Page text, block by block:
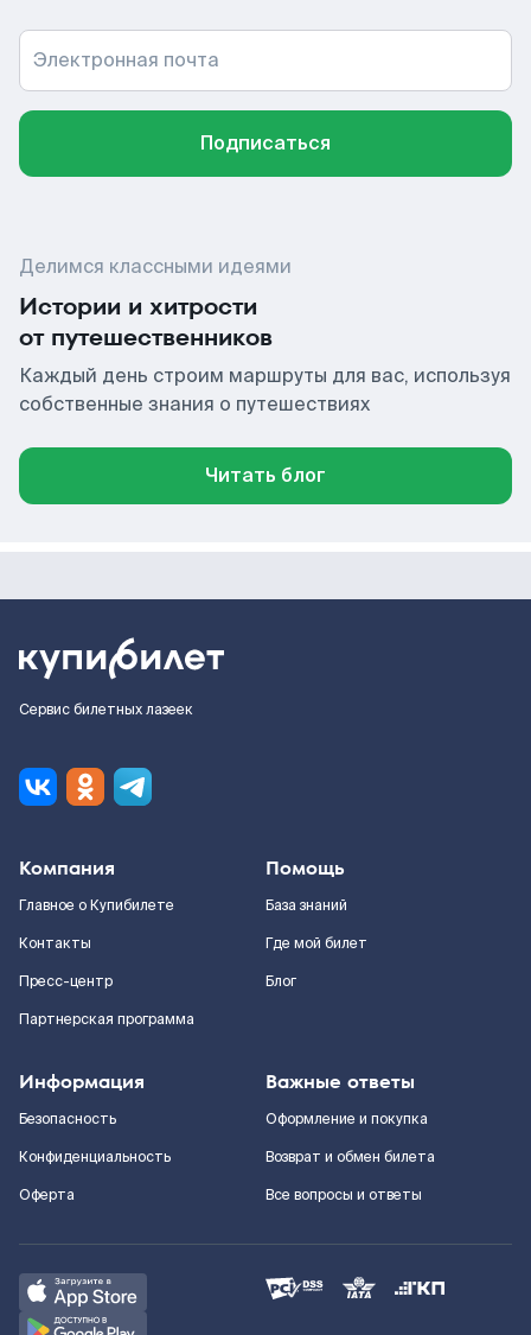
Электронная почта
Подписаться
Делимся классными идеями
Истории и хитрости
от путешественников
Каждый день строим маршруты для вас, используя
собственные знания о путешествиях
Читать блог
Сервис билетных лазеек
Компания
Главное о Купибилете
Контакты
Пресс-центр
Партнерская программа
Помощь
База знаний
Где мой билет
Блог
Информация
Безопасность
Конфиденциальность
Оферта
Важные ответы
Оформление и покупка
Возврат и обмен билета
Все вопросы и ответы